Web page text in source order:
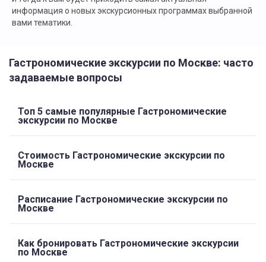
информация о новых экскурсионных программах выбранной
вами тематики.
Гастрономические экскурсии по Москве: часто
задаваемые вопросы
Топ 5 самые популярные Гастрономические
экскурсии по Москве
Стоимость Гастрономические экскурсии по
Москве
Расписание Гастрономические экскурсии по
Москве
Как бронировать Гастрономические экскурсии
по Москве